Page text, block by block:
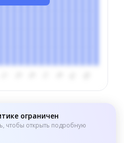
ограничен
чтобы открыть подробную